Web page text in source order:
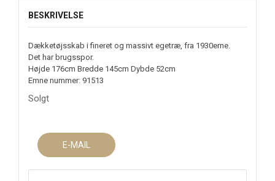
BESKRIVELSE
Dækketøjsskab i fineret og massivt egetræ, fra 1930erne.
Det har brugsspor.
Højde 176cm Bredde 145cm Dybde 52cm
Emne nummer: 91513
Solgt
E-MAIL